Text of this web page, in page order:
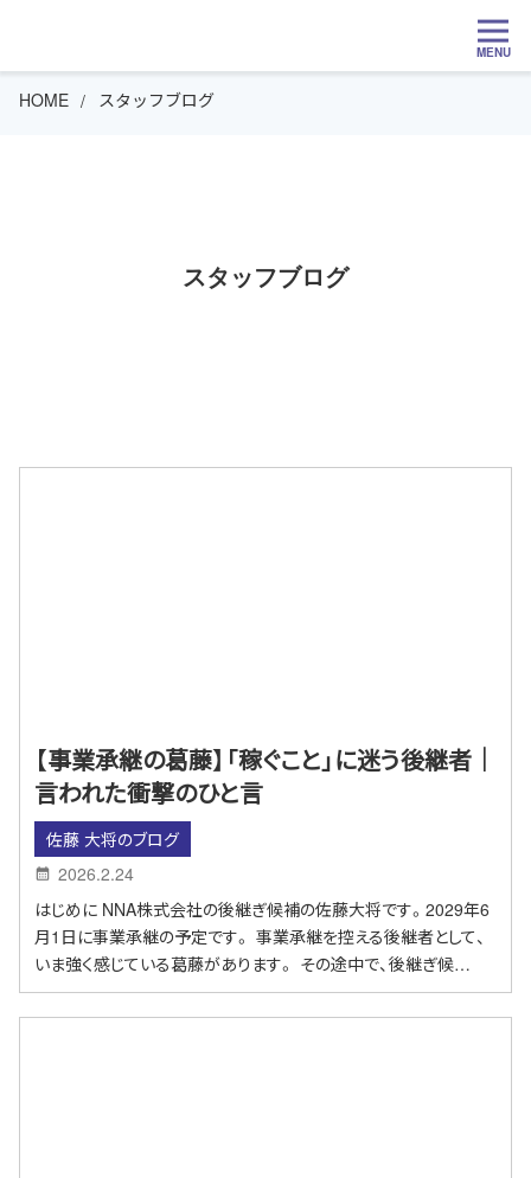
MENU
HOME スタッフブログ
スタッフブログ
【事業承継の葛藤】「稼ぐこと」に迷う後継者｜
言われた衝撃のひと言
佐藤 大将のブログ
2026.2.24
はじめに NNA株式会社の後継ぎ候補の佐藤大将です。2029年6
月1日に事業承継の予定です。 事業承継を控える後継者として、
いま強く感じている葛藤があります。 その途中で、後継ぎ候…